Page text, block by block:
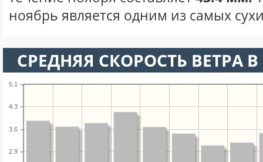
ноябрь является одним из самых
СРЕДНЯЯ СКОРОСТЬ ВЕТРА
2.9
3.6
4.3
5.1